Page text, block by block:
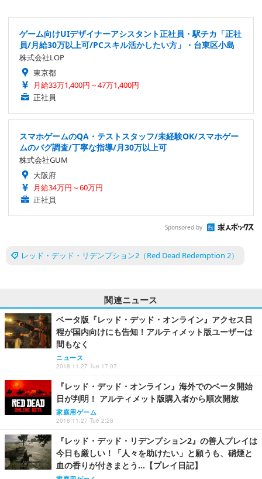
ゲーム向けUIデザイナーアシスタント正社員・駅チカ「正社
員/月給30万以上可/PCスキル活かしたい方」・台東区小島
株式会社LOP
東京都
月給33万1,400円～47万1,400円
正社員
スマホゲームのQA・テストスタッフ/未経験OK/スマホゲー
ムのバグ調査/丁寧な指導/月30万以上可
株式会社GUM
大阪府
月給34万円～60万円
正社員
Sponsored by
レッド・デッド・リデンプション2（Red Dead Redemption 2）
関連ニュース
ベータ版『レッド・デッド・オンライン』アクセス日
程が国内向けにも告知！アルティメット版ユーザーは
間もなく
ニュース
2018.11.27 Tue 17:07
『レッド・デッド・オンライン』海外でのベータ開始
日が判明！ アルティメット版購入者から順次開放
家庭用ゲーム
2018.11.27 Tue 2:28
『レッド・デッド・リデンプション2』の善人プレイは
今日も厳しい！「人々を助けたい」と願うも、硝煙と
血の香りが付きまとう…【プレイ日記】